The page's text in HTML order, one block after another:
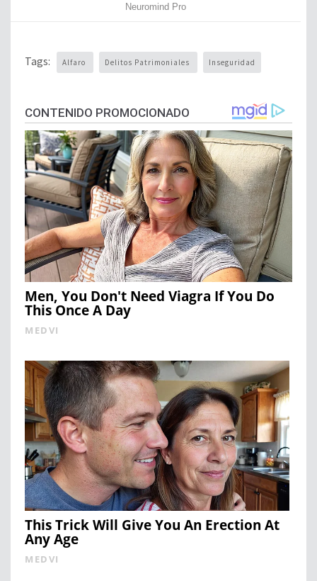
Tags: Alfaro Delitos Patrimoniales Inseguridad
CONTENIDO PROMOCIONADO
Men, You Don't Need Viagra If You Do
This Once A Day
MEDVI
This Trick Will Give You An Erection At
Any Age
MEDVI